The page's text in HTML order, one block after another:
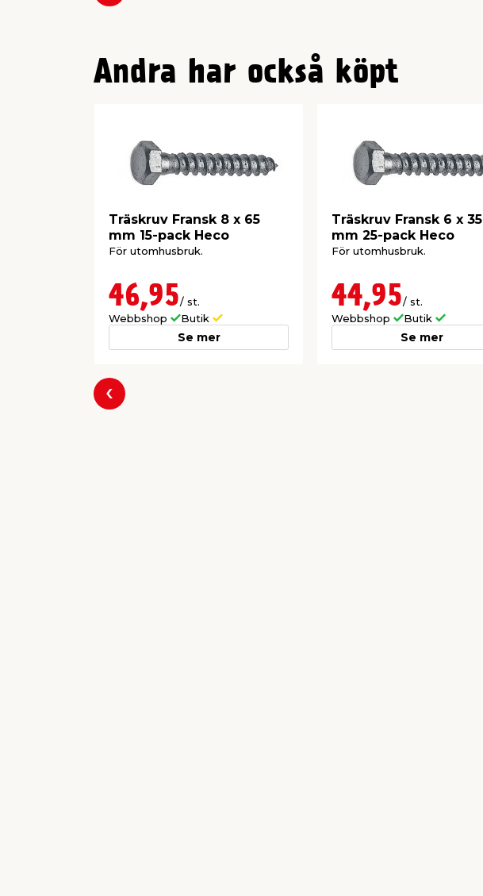
Andra har också köpt
Träskruv Fransk 8 x 65
mm 15-pack Heco
För utomhusbruk.
46,95/ st.
Webbshop
Butik
Se mer
Träskruv Fransk 6 x 35
mm 25-pack Heco
För utomhusbruk.
44,95/ st.
Webbshop
Butik
Se mer
Föregående